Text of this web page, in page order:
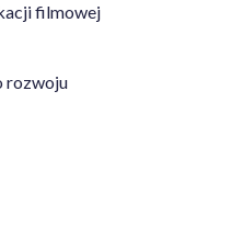
filmowej
rozwoju